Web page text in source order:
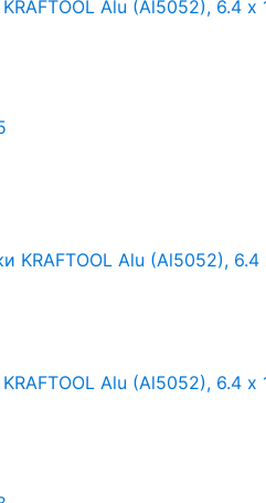
Alu (Al5052), 6.4 х
Alu (Al5052), 6.4 х